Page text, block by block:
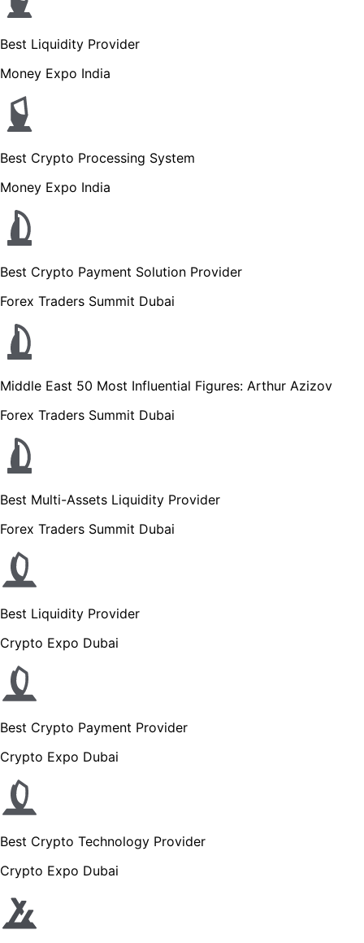
Best Liquidity Provider
Money Expo India
Best Crypto Processing System
Money Expo India
Best Crypto Payment Solution Provider
Forex Traders Summit Dubai
Middle East 50 Most Influential Figures: Arthur Azizov
Forex Traders Summit Dubai
Best Multi-Assets Liquidity Provider
Forex Traders Summit Dubai
Best Liquidity Provider
Crypto Expo Dubai
Best Crypto Payment Provider
Crypto Expo Dubai
Best Crypto Technology Provider
Crypto Expo Dubai